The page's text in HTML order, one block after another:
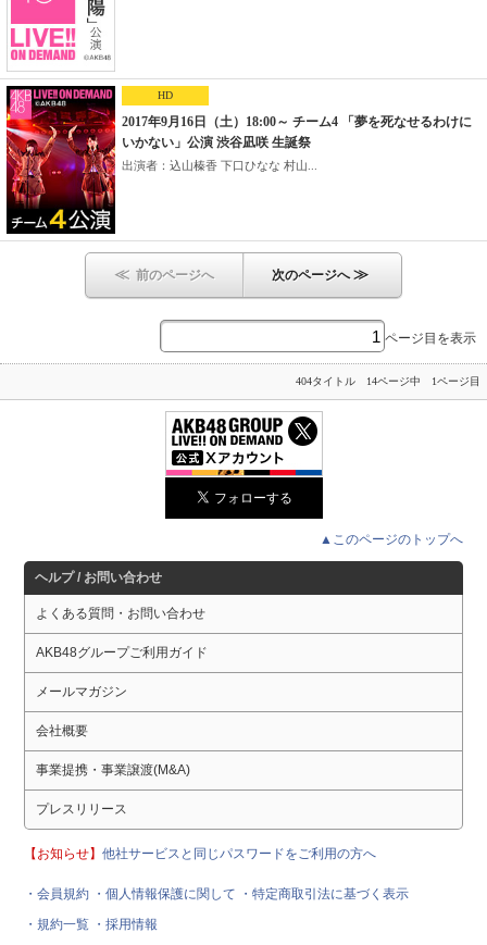
HD
2017年9月16日（土）18:00～ チーム4 「夢を死なせるわけに
いかない」公演 渋谷凪咲 生誕祭
出演者：込山榛香 下口ひなな 村山...
≪ 前のページへ 次のページへ≫
ページ目を表示
404タイトル 14ページ中 1ページ目
▲このページのトップへ
ヘルプ / お問い合わせ
よくある質問・お問い合わせ
AKB48グループご利用ガイド
メールマガジン
会社概要
事業提携・事業譲渡(M&A)
プレスリリース
【お知らせ】他社サービスと同じパスワードをご利用の方へ
・会員規約 ・個人情報保護に関して
・特定商取引法に基づく表示
・規約一覧 ・採用情報